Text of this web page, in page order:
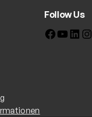
Follow Us
Facebook YouTube LinkedIn Instagram